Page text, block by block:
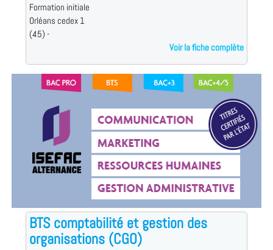
Formation initiale
Orléans cedex 1
(45) -
Voir la fiche complète
BTS comptabilité et gestion des
organisations (CGO)